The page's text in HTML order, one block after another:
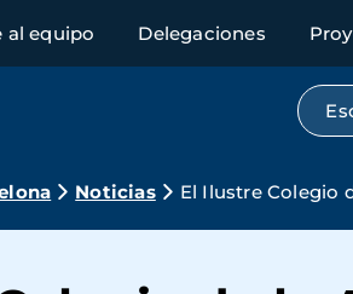
al equipo Delegaciones
Noticias El Ilustre Colegio